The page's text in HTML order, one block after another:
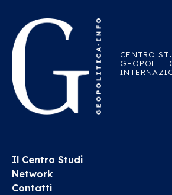
CENTRO
Il Centro Studi
Network
Contatti